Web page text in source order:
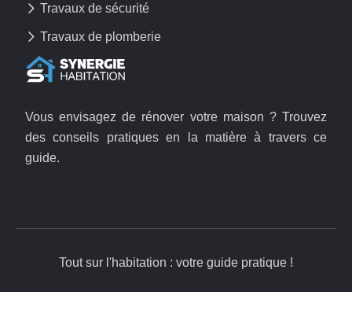
Travaux de sécurité
Travaux de plomberie
Vous envisagez de rénover votre maison ? Trouvez
des conseils pratiques en la matière à travers ce
guide.
Tout sur l'habitation : votre guide pratique !